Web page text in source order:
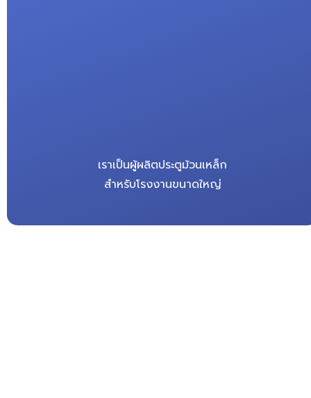
เราเป็นผู้ผลิตประตูม้วนเหล็ก
สำหรับโรงงานขนาดใหญ่